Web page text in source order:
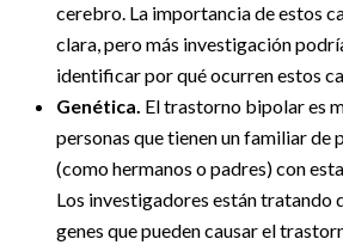
cerebro. La importancia de estos
clara, pero más investigación
identificar por qué ocurren estos
Genética. El trastorno bipolar es
personas que tienen un familiar de
(como hermanos o padres) con
Los investigadores están tratando
genes que pueden causar el